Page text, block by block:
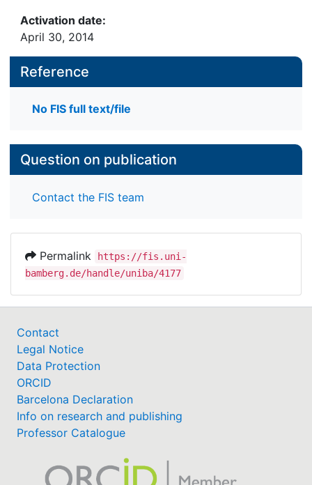
Activation date:
April 30, 2014
Reference
No FIS full text/file
Question on publication
Contact the FIS team
Permalink
https://fis.uni-
bamberg.de/handle/uniba/4177
Contact
Legal Notice
Data Protection
ORCID
Barcelona Declaration
Info on research and publishing
Professor Catalogue